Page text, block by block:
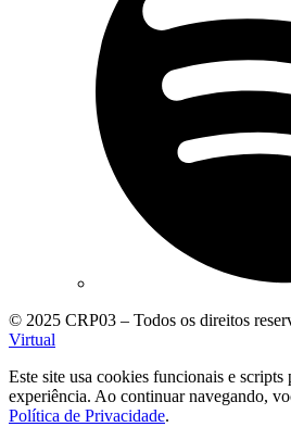
© 2025 CRP03 – Todos os direitos
Virtual
Este site usa cookies funcionais e scripts
experiência. Ao continuar navegando,
Política de Privacidade.